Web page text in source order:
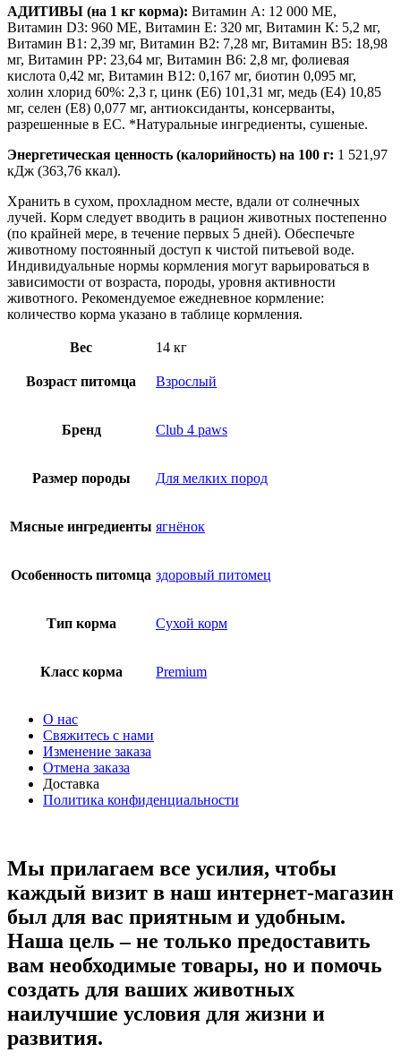
АДИТИВЫ (на 1 кг корма): Витамин А: 12 000 МЕ,
Витамин D3: 960 МЕ, Витамин Е: 320 мг, Витамин К: 5,2 мг,
Витамин В1: 2,39 мг, Витамин В2: 7,28 мг, Витамин В5: 18,98
мг, Витамин PP: 23,64 мг, Витамин В6: 2,8 мг, фолиевая
кислота 0,42 мг, Витамин В12: 0,167 мг, биотин 0,095 мг,
холин хлорид 60%: 2,3 г, цинк (E6) 101,31 мг, медь (E4) 10,85
мг, селен (E8) 0,077 мг, антиоксиданты, консерванты,
разрешенные в ЕС. *Натуральные ингредиенты, сушеные.
Энергетическая ценность (калорийность) на 100 г: 1 521,97
кДж (363,76 ккал).
Хранить в сухом, прохладном месте, вдали от солнечных
лучей. Корм следует вводить в рацион животных постепенно
(по крайней мере, в течение первых 5 дней). Обеспечьте
животному постоянный доступ к чистой питьевой воде.
Индивидуальные нормы кормления могут варьироваться в
зависимости от возраста, породы, уровня активности
животного. Рекомендуемое ежедневное кормление:
количество корма указано в таблице кормления.
Вес 14 кг
Возраст питомца Взрослый
Бренд Club 4 paws
Размер породы Для мелких пород
Мясные ингредиенты ягнёнок
Особенность питомца здоровый питомец
Тип корма Сухой корм
Класс корма Premium
О нас
Свяжитесь с нами
Изменение заказа
Отмена заказа
Доставка
Политика конфиденциальности
Мы прилагаем все усилия, чтобы
каждый визит в наш интернет-магазин
был для вас приятным и удобным.
Наша цель – не только предоставить
вам необходимые товары, но и помочь
создать для ваших животных
наилучшие условия для жизни и
развития.